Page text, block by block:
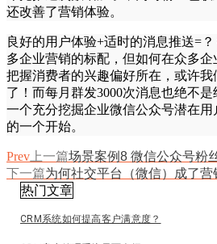
还改善了营销体验。
良好的用户体验+适时的消息推送=
多企业营销的标配，但如何在众多
把握消费者的兴趣偏好所在，或许
了！而每月群发3000次消息也绝不是
一个充分挖掘企业微信公众号潜在
的一个开始。
Prev 上一篇场景案例8 微信公众号粉
下一篇为何社交平台（微信）成了营
热门文章
CRM系统如何提高客户满意度？